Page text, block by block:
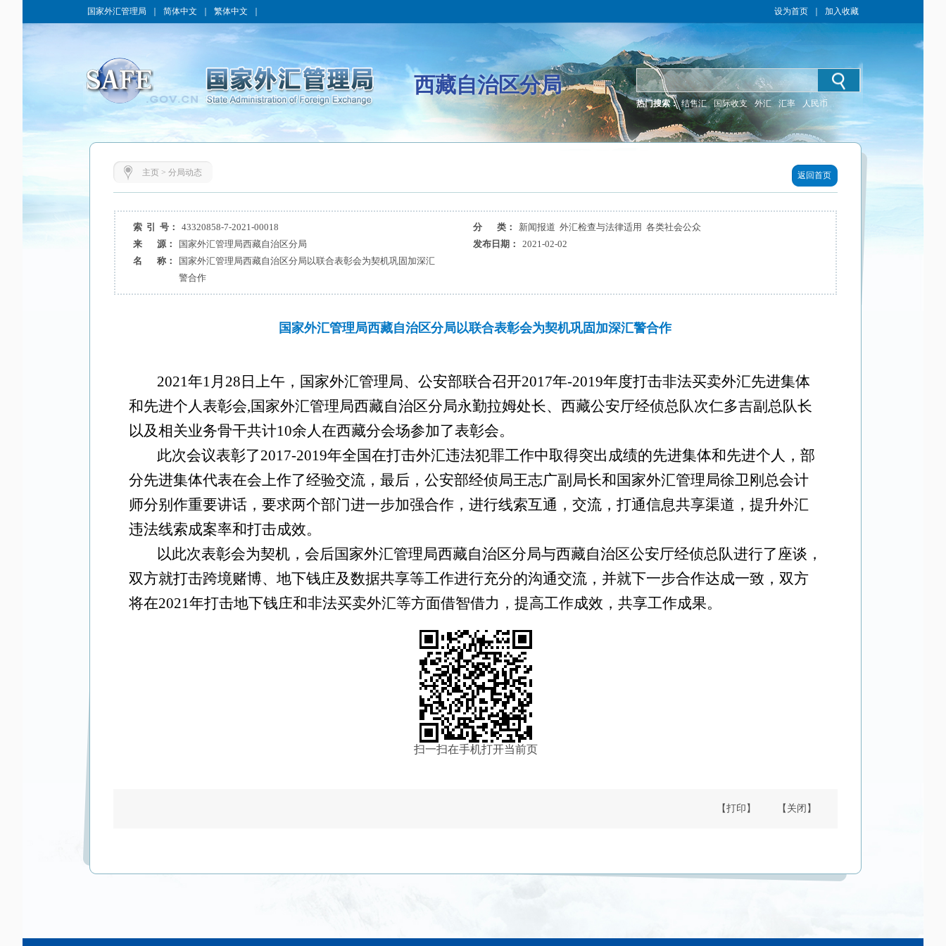
国家外汇管理局 简体中文 繁体中文 设为首页 加入收藏
西藏自治区分局
热门搜索： 结售汇 国际收支 外汇 汇率 人民币
主页> 分局动态 返回首页
索 引 号： 43320858-7-2021-00018 分 类：
新闻报道 外汇检查与法律适用 各类社会公众
来 源：
国家外汇管理局西藏自治区分局 发布日期：
2021-02-02
名 称：
国家外汇管理局西藏自治区分局以联合表彰会为契机巩固加深汇
警合作
国家外汇管理局西藏自治区分局以联合表彰会为契机巩固加深汇警合作
2021年1月28日上午，国家外汇管理局、公安部联合召开2017年-2019年度打击非法买卖外汇先进集体
和先进个人表彰会,国家外汇管理局西藏自治区分局永勤拉姆处长、西藏公安厅经侦总队次仁多吉副总队长
以及相关业务骨干共计10余人在西藏分会场参加了表彰会。
此次会议表彰了2017-2019年全国在打击外汇违法犯罪工作中取得突出成绩的先进集体和先进个人，部
分先进集体代表在会上作了经验交流，最后，公安部经侦局王志广副局长和国家外汇管理局徐卫刚总会计
师分别作重要讲话，要求两个部门进一步加强合作，进行线索互通，交流，打通信息共享渠道，提升外汇
违法线索成案率和打击成效。
以此次表彰会为契机，会后国家外汇管理局西藏自治区分局与西藏自治区公安厅经侦总队进行了座谈，
双方就打击跨境赌博、地下钱庄及数据共享等工作进行充分的沟通交流，并就下一步合作达成一致，双方
将在2021年打击地下钱庄和非法买卖外汇等方面借智借力，提高工作成效，共享工作成果。
扫一扫在手机打开当前页
【打印】 【关闭】